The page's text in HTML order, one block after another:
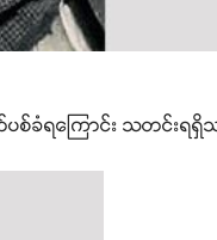
စ်ခံရကြောင်း သတင်းရရှိ